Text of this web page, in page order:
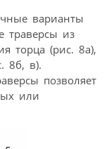
варианты
траверсы из
торца (рис. 8а),
8б, в).
позволяет
или